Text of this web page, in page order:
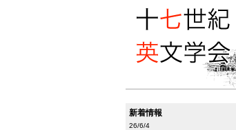
新着情報
26/6/4